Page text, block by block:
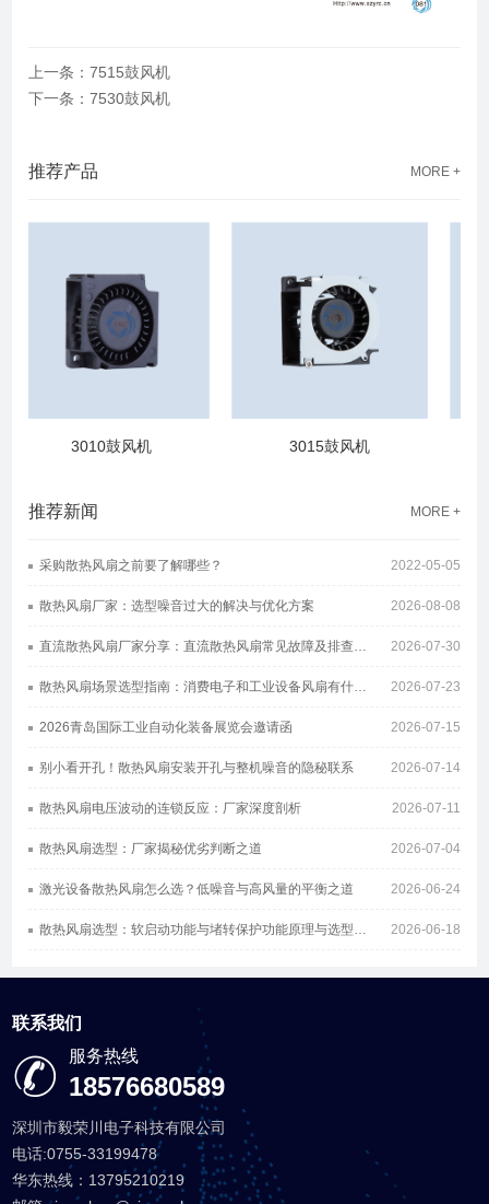
上一条：7515鼓风机
下一条：7530鼓风机
推荐产品 MORE +
3010鼓风机 3015鼓风机
推荐新闻 MORE +
2022-05-05
采购散热风扇之前要了解哪些？
2026-08-08
散热风扇厂家：选型噪音过大的解决与优化方案
2026-07-30
直流散热风扇厂家分享：直流散热风扇常见故障及排查方案
2026-07-23
散热风扇场景选型指南：消费电子和工业设备风扇有什么区别
2026-07-15
2026青岛国际工业自动化装备展览会邀请函
2026-07-14
别小看开孔！散热风扇安装开孔与整机噪音的隐秘联系
2026-07-11
散热风扇电压波动的连锁反应：厂家深度剖析
2026-07-04
散热风扇选型：厂家揭秘优劣判断之道
2026-06-24
激光设备散热风扇怎么选？低噪音与高风量的平衡之道
2026-06-18
散热风扇选型：软启动功能与堵转保护功能原理与选型指南
联系我们
服务热线
18576680589
深圳市毅荣川电子科技有限公司
电话:0755-33199478
华东热线：13795210219